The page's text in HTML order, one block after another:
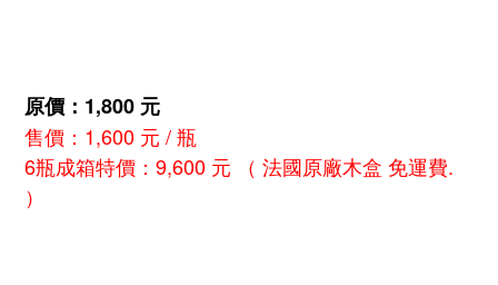
原價：1,800 元
售價：1,600 元 / 瓶
6瓶成箱特價：9,600 元 （ 法國原廠木盒 免運費.
）